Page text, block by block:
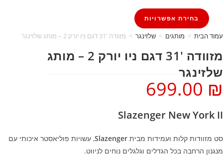
בחירת אפשרויות
הבית > מותגים > שלזינגר > מזוודה 31′ דגם ניו יורק 2 – מותג שלזינגר
מזוודה 31′ דגם ניו יורק 2 – מותג
699.00
Slazenger New York
מזוודות קלות ועמידות מביתSlazenger, עשויות פוליאסטר איכותי עם
הרחבה בכל הגדלים וגלגלים נוחים לניווט.